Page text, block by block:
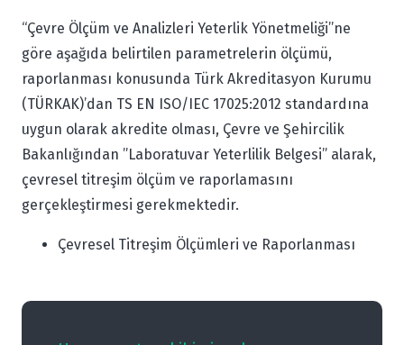
‘‘Çevre Ölçüm ve Analizleri Yeterlik Yönetmeliği’’ne
göre aşağıda belirtilen parametrelerin ölçümü,
raporlanması konusunda Türk Akreditasyon Kurumu
(TÜRKAK)’dan TS EN ISO/IEC 17025:2012 standardına
uygun olarak akredite olması, Çevre ve Şehircilik
Bakanlığından ”Laboratuvar Yeterlilik Belgesi” alarak,
çevresel titreşim ölçüm ve raporlamasını
gerçekleştirmesi gerekmektedir.
Çevresel Titreşim Ölçümleri ve Raporlanması